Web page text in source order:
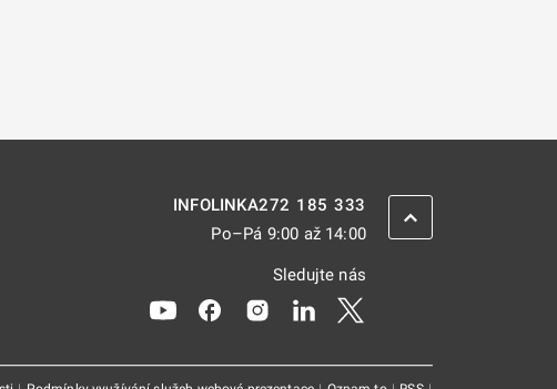
INFOLINKA272 185 333
Po–Pá 9:00 až 14:00
Sledujte nás
Odkaz se otevře na nové kartě
Odkaz se otevře na nové kartě
Odkaz se otevře na nové kartě
Odkaz se otevře na nové
ZPĚT NAHORU